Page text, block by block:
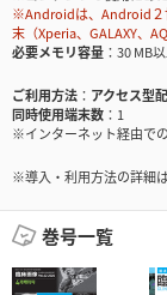
※Androidは、Android２
末（Xperia、GALAXY、
必要メモリ容量
30 MB
ご利用方法
アクセス型
同時使用端末数
1
※インターネット経由で
※導入・利用方法の詳細は
巻号一覧